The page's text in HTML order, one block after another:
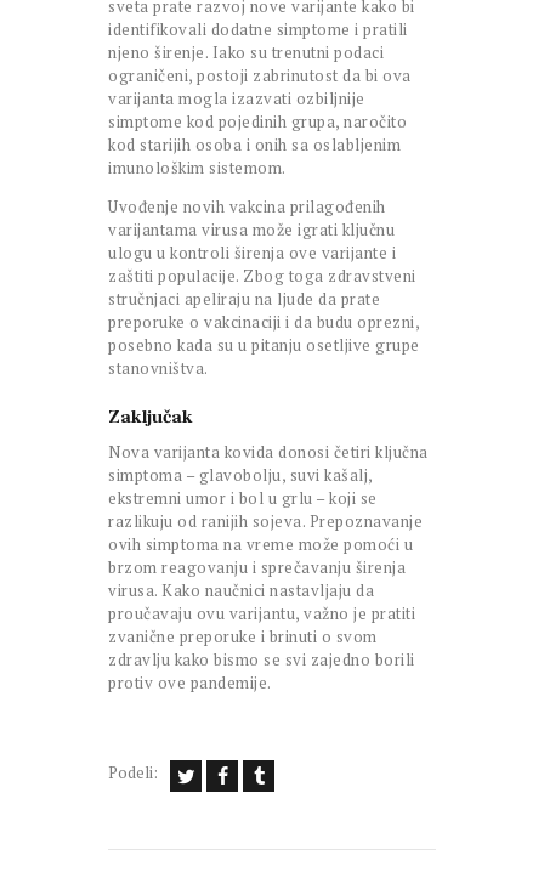
sveta prate razvoj nove varijante kako bi
identifikovali dodatne simptome i pratili
njeno širenje. Iako su trenutni podaci
ograničeni, postoji zabrinutost da bi ova
varijanta mogla izazvati ozbiljnije
simptome kod pojedinih grupa, naročito
kod starijih osoba i onih sa oslabljenim
imunološkim sistemom.
Uvođenje novih vakcina prilagođenih
varijantama virusa može igrati ključnu
ulogu u kontroli širenja ove varijante i
zaštiti populacije. Zbog toga zdravstveni
stručnjaci apeliraju na ljude da prate
preporuke o vakcinaciji i da budu oprezni,
posebno kada su u pitanju osetljive grupe
stanovništva.
Zaključak
Nova varijanta kovida donosi četiri ključna
simptoma – glavobolju, suvi kašalj,
ekstremni umor i bol u grlu – koji se
razlikuju od ranijih sojeva. Prepoznavanje
ovih simptoma na vreme može pomoći u
brzom reagovanju i sprečavanju širenja
virusa. Kako naučnici nastavljaju da
proučavaju ovu varijantu, važno je pratiti
zvanične preporuke i brinuti o svom
zdravlju kako bismo se svi zajedno borili
protiv ove pandemije.
Podeli: